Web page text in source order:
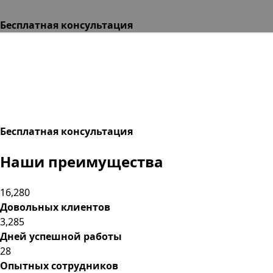
Бесплатная консультация
Бесплатная консультация
Наши преимущества
16,280
Довольных клиентов
3,285
Дней успешной работы
28
Опытных сотрудников